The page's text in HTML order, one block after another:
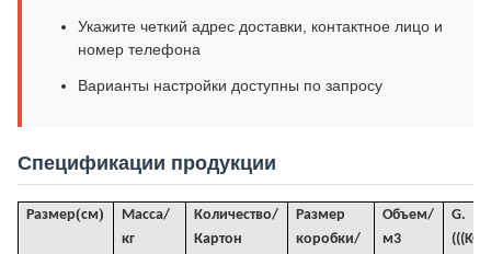
Укажите четкий адрес доставки, контактное лицо и
номер телефона
Варианты настройки доступны по запросу
Спецификации продукции
Размер(см)
Масса/
кг
Количество/
Картон
Размер
коробки/
Объем/
м3
G.